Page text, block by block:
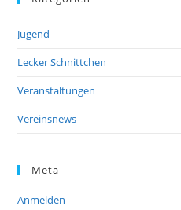
Jugend
Lecker Schnittchen
Veranstaltungen
Vereinsnews
Meta
Anmelden